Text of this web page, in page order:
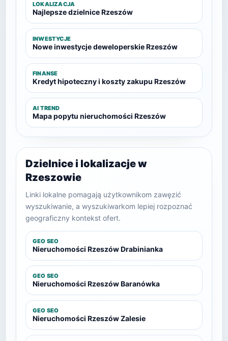
LOKALIZACJA
Najlepsze dzielnice Rzeszów
INWESTYCJE
Nowe inwestycje deweloperskie Rzeszów
FINANSE
Kredyt hipoteczny i koszty zakupu Rzeszów
AI TREND
Mapa popytu nieruchomości Rzeszów
Dzielnice i lokalizacje w
Rzeszowie
Linki lokalne pomagają użytkownikom zawęzić
wyszukiwanie, a wyszukiwarkom lepiej rozpoznać
geograficzny kontekst ofert.
GEO SEO
Nieruchomości Rzeszów Drabinianka
GEO SEO
Nieruchomości Rzeszów Baranówka
GEO SEO
Nieruchomości Rzeszów Zalesie